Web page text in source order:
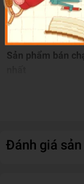
Số trang
Hình thức
Đếm ngược thời
Sản phẩm bán
Nhật Kí Nơi Xứ
“Dường như dì
Đánh giá